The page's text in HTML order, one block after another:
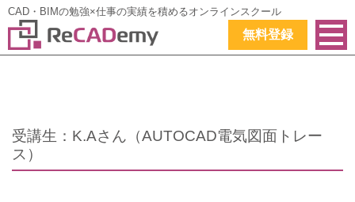
CAD・BIMの勉強×仕事の実績を積めるオンラインスクール
無料登録
受講生：K.Aさん（AUTOCAD電気図面トレー
ス）